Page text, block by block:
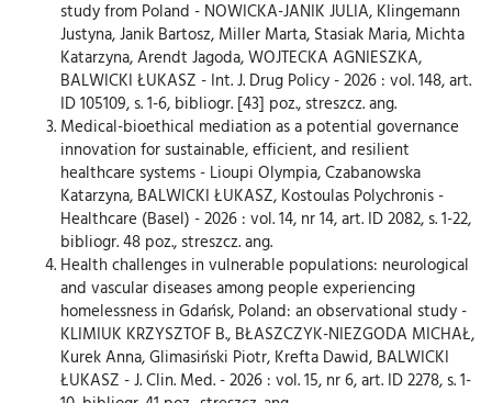
study from Poland - NOWICKA-JANIK JULIA, Klingemann
Justyna, Janik Bartosz, Miller Marta, Stasiak Maria, Michta
Katarzyna, Arendt Jagoda, WOJTECKA AGNIESZKA,
BALWICKI ŁUKASZ - Int. J. Drug Policy - 2026 : vol. 148, art.
ID 105109, s. 1-6, bibliogr. [43] poz., streszcz. ang.
Medical-bioethical mediation as a potential governance
innovation for sustainable, efficient, and resilient
healthcare systems - Lioupi Olympia, Czabanowska
Katarzyna, BALWICKI ŁUKASZ, Kostoulas Polychronis -
Healthcare (Basel) - 2026 : vol. 14, nr 14, art. ID 2082, s. 1-22,
bibliogr. 48 poz., streszcz. ang.
Health challenges in vulnerable populations: neurological
and vascular diseases among people experiencing
homelessness in Gdańsk, Poland: an observational study -
KLIMIUK KRZYSZTOF B., BŁASZCZYK-NIEZGODA MICHAŁ,
Kurek Anna, Glimasiński Piotr, Krefta Dawid, BALWICKI
ŁUKASZ - J. Clin. Med. - 2026 : vol. 15, nr 6, art. ID 2278, s. 1-